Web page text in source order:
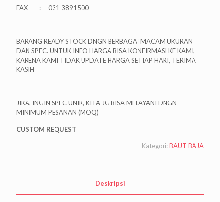
FAX : 031 3891500
BARANG READY STOCK DNGN BERBAGAI MACAM UKURAN
DAN SPEC. UNTUK INFO HARGA BISA KONFIRMASI KE KAMI,
KARENA KAMI TIDAK UPDATE HARGA SETIAP HARI, TERIMA
KASIH
JIKA, INGIN SPEC UNIK, KITA JG BISA MELAYANI DNGN
MINIMUM PESANAN (MOQ)
CUSTOM REQUEST
Kategori:BAUT BAJA
Deskripsi